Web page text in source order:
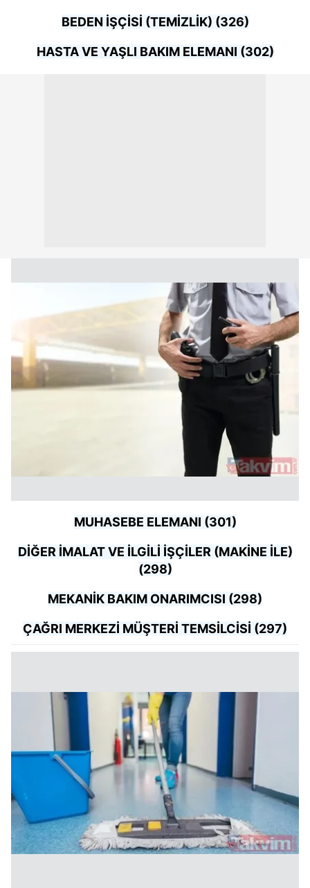
BEDEN İŞÇİSİ (TEMİZLİK) (326)
HASTA VE YAŞLI BAKIM ELEMANI (302)
MUHASEBE ELEMANI (301)
DİĞER İMALAT VE İLGİLİ İŞÇİLER (MAKİNE İLE)
(298)
MEKANİK BAKIM ONARIMCISI (298)
ÇAĞRI MERKEZİ MÜŞTERİ TEMSİLCİSİ (297)